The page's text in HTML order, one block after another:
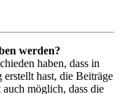
werden?
haben, dass in
hast, die Beiträge
möglich, dass die